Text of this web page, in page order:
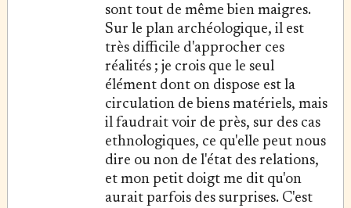
sont tout de même bien maigres.
Sur le plan archéologique, il est
très difficile d'approcher ces
réalités ; je crois que le seul
élément dont on dispose est la
circulation de biens matériels, mais
il faudrait voir de près, sur des cas
ethnologiques, ce qu'elle peut nous
dire ou non de l'état des relations,
et mon petit doigt me dit qu'on
aurait parfois des surprises. C'est